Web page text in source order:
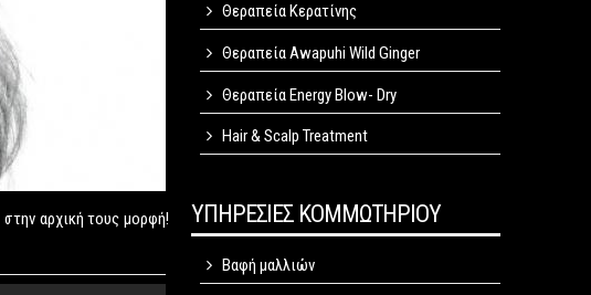
αρχική τους μορφή!
Θεραπεία Κερατίνης
Θεραπεία Awapuhi Wild Ginger
Θεραπεία Energy Blow- Dry
Hair & Scalp Treatment
ΥΠΗΡΕΣΙΕΣ ΚΟΜΜΩΤΗΡΙΟΥ
Βαφή μαλλιών